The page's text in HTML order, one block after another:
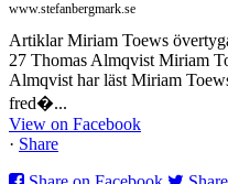
www.stefanbergmark.se
Artiklar Miriam Toews
27 Thomas Almqvist Miriam
Almqvist har läst Miriam
fred�...
View on Facebook
· Share